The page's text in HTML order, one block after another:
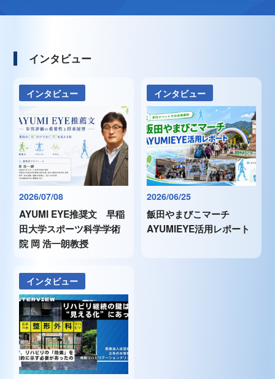
インタビュー
インタビュー
2026/07/08
AYUMI EYE推奨文 早稲
田大学スポーツ科学学術
院 岡 浩一朗教授
インタビュー
2026/06/25
飯田やまびこマーチ
AYUMIEYE活用レポート
インタビュー